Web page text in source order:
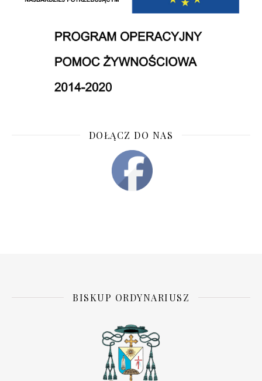
DOŁĄCZ DO NAS
BISKUP ORDYNARIUSZ